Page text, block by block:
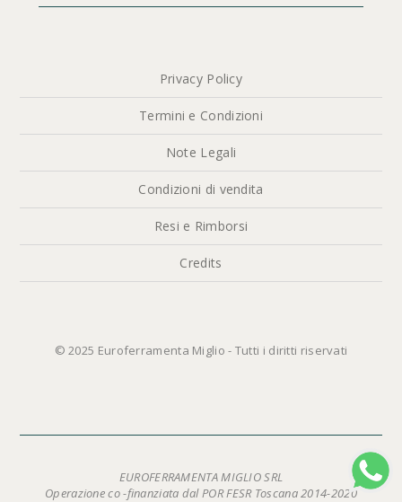
Privacy Policy
Termini e Condizioni
Note Legali
Condizioni di vendita
Resi e Rimborsi
Credits
© 2025 Euroferramenta Miglio - Tutti i diritti riservati
EUROFERRAMENTA MIGLIO SRL
Operazione co -finanziata dal POR FESR Toscana 2014-2020